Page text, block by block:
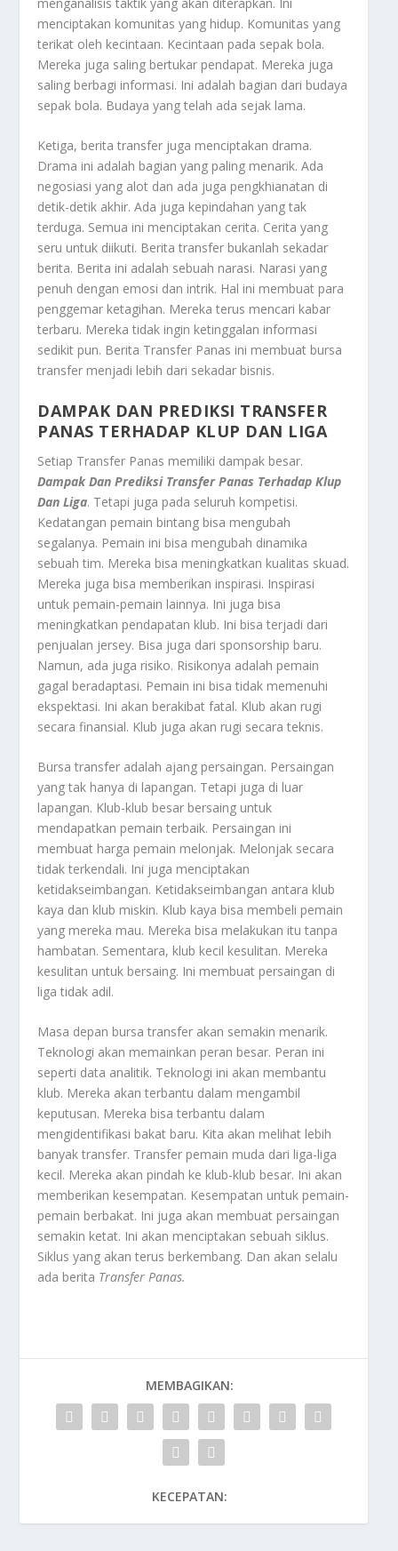
menciptakan komunitas yang hidup. Komunitas yang
terikat oleh kecintaan. Kecintaan pada sepak bola.
Mereka juga saling bertukar pendapat. Mereka juga
saling berbagi informasi. Ini adalah bagian dari budaya
sepak bola. Budaya yang telah ada sejak lama.
Ketiga, berita transfer juga menciptakan drama.
Drama ini adalah bagian yang paling menarik. Ada
negosiasi yang alot dan ada juga pengkhianatan di
detik-detik akhir. Ada juga kepindahan yang tak
terduga. Semua ini menciptakan cerita. Cerita yang
seru untuk diikuti. Berita transfer bukanlah sekadar
berita. Berita ini adalah sebuah narasi. Narasi yang
penuh dengan emosi dan intrik. Hal ini membuat para
penggemar ketagihan. Mereka terus mencari kabar
terbaru. Mereka tidak ingin ketinggalan informasi
sedikit pun. Berita Transfer Panas ini membuat bursa
transfer menjadi lebih dari sekadar bisnis.
DAMPAK DAN PREDIKSI TRANSFER
PANAS TERHADAP KLUP DAN LIGA
Setiap Transfer Panas memiliki dampak besar.
Dampak Dan Prediksi Transfer Panas Terhadap Klup
Dan Liga. Tetapi juga pada seluruh kompetisi.
Kedatangan pemain bintang bisa mengubah
segalanya. Pemain ini bisa mengubah dinamika
sebuah tim. Mereka bisa meningkatkan kualitas skuad.
Mereka juga bisa memberikan inspirasi. Inspirasi
untuk pemain-pemain lainnya. Ini juga bisa
meningkatkan pendapatan klub. Ini bisa terjadi dari
penjualan jersey. Bisa juga dari sponsorship baru.
Namun, ada juga risiko. Risikonya adalah pemain
gagal beradaptasi. Pemain ini bisa tidak memenuhi
ekspektasi. Ini akan berakibat fatal. Klub akan rugi
secara finansial. Klub juga akan rugi secara teknis.
Bursa transfer adalah ajang persaingan. Persaingan
yang tak hanya di lapangan. Tetapi juga di luar
lapangan. Klub-klub besar bersaing untuk
mendapatkan pemain terbaik. Persaingan ini
membuat harga pemain melonjak. Melonjak secara
tidak terkendali. Ini juga menciptakan
ketidakseimbangan. Ketidakseimbangan antara klub
kaya dan klub miskin. Klub kaya bisa membeli pemain
yang mereka mau. Mereka bisa melakukan itu tanpa
hambatan. Sementara, klub kecil kesulitan. Mereka
kesulitan untuk bersaing. Ini membuat persaingan di
liga tidak adil.
Masa depan bursa transfer akan semakin menarik.
Teknologi akan memainkan peran besar. Peran ini
seperti data analitik. Teknologi ini akan membantu
klub. Mereka akan terbantu dalam mengambil
keputusan. Mereka bisa terbantu dalam
mengidentifikasi bakat baru. Kita akan melihat lebih
banyak transfer. Transfer pemain muda dari liga-liga
kecil. Mereka akan pindah ke klub-klub besar. Ini akan
memberikan kesempatan. Kesempatan untuk pemain-
pemain berbakat. Ini juga akan membuat persaingan
semakin ketat. Ini akan menciptakan sebuah siklus.
Siklus yang akan terus berkembang. Dan akan selalu
ada berita Transfer Panas.
MEMBAGIKAN:
KECEPATAN: